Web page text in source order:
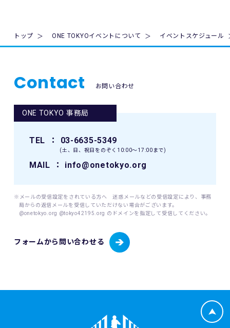
されるものとします。
宜の場所に掲示（及び登録されたメールアドレスへの通知
12. 本イベントに関連して生ずる一切の紛争については、東
程」といいます。）を遵守し、厳正な管理のもとで行いま
当財団は、個人情報の取得、利用及び提供を必要とする場合
には、日本工業規格「個人情報保護マネジメントシステム 要
護マネジメントシステムを遵守し、厳正な管理のもとで行い
よる（ご本人が未成年者（18歳未満）の場合はその親権者の
同意を得た）情報の提供(登録、申込等)によることを原則と
します。
内でこれを行います。
(1) 取り扱う個人情報
・東京マラソン等にご応募いただく場合
・東京マラソン等を通じて寄付をしていただく場合
ルアドレス、国籍、パスポート番号（海外エントリーの場
係、日本陸上競技連盟（JAAF）への登録の有無、JAAF ID
等）、応募者のレース種目情報（応募者の障害（視覚障害、
トップ ONE TOKYOイベントについて イベントスケジュール
Contact お問い合わせ
フォームから問い合わせる
ONE TOKYO 事務局
TEL ： 03-6635-5349
(土、日、祝日をのぞく10:00〜17:00まで)
MAIL ： info@onetokyo.org
※メールの受信設定をされている方へ 迷惑メールなどの受信設定により、事務
局からの返信メールを受信していただけない場合がございます。
@onetokyo.org @tokyo42195.org のドメインを指定して受信してください。